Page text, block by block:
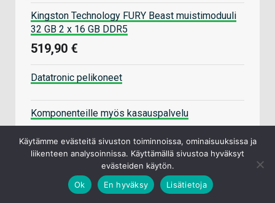
Kingston Technology FURY Beast muistimoduuli
32 GB 2 x 16 GB DDR5
519,90 €
Datatronic pelikoneet
Komponenteille myös kasauspalvelu
Käytämme evästeitä sivuston toiminnoissa, ominaisuuksissa ja
liikenteen analysoinnissa. Käyttämällä sivustoa hyväksyt
evästeiden käytön.
Ok
En hyväksy Lisätietoja